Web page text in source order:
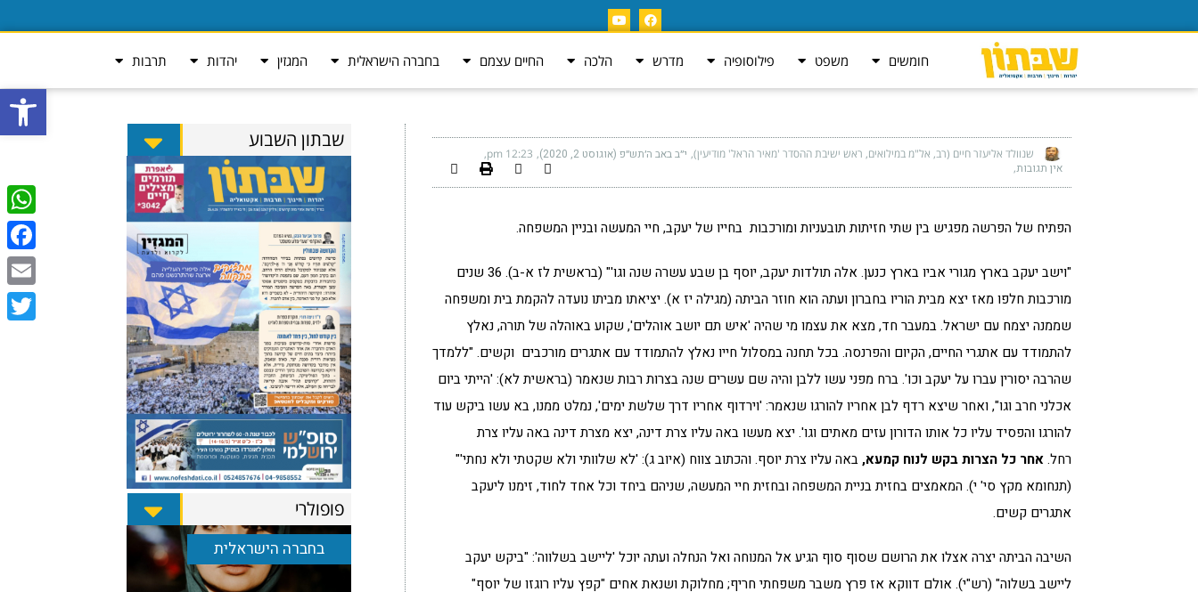
פתח
חומשים משפט פילוסופיה מדרש הלכה החיים עצמם בחברה הישראלית המגזין יהדות תרבות
שנוולד אליעזר חיים (רב, אל"מ במילואים, ראש ישיבת ההסדר 'מאיר הראל' מודיעין) י״ב באב ה׳תש״פ (אוגוסט 2, 2020) 12:23 pm
אין תגובות
הפתיח של הפרשה מפגיש בין שתי חזיתות תובעניות ומורכבות בחייו של יעקב, חיי המעשה ובניין המשפחה.
"וישב יעקב בארץ מגורי אביו בארץ כנען. אלה תולדות יעקב, יוסף בן שבע עשרה שנה וגו'" (בראשית לז א-ב). 36 שנים
מורכבות חלפו מאז יצא מבית הוריו בחברון ועתה הוא חוזר הביתה (מגילה יז א). יציאתו מביתו נועדה להקמת בית ומשפחה
שממנה יצמח עם ישראל. במעבר חד, מצא את עצמו מי שהיה 'איש תם יושב אוהלים', שקוע באוהלה של תורה, נאלץ
להתמודד עם אתגרי החיים, הקיום והפרנסה. בכל תחנה במסלול חייו נאלץ להתמודד עם אתגרים מורכבים וקשים. "ללמדך
שהרבה יסורין עברו על יעקב וכו'. ברח מפני עשו ללבן והיה שם עשרים שנה בצרות רבות שנאמר (בראשית לא): 'הייתי ביום
אכלני חרב וגו", ואחר שיצא רדף לבן אחריו להורגו שנאמר: 'וירדוף אחריו דרך שלשת ימים', נמלט ממנו, בא עשו ביקש עוד
להורגו והפסיד עליו כל אותו הדורון עזים מאתים וגו'. יצא מעשו באה עליו צרת דינה, יצא מצרת דינה באה עליו צרת
רחל.אחר כל הצרות בקש לנוח קמעא,באה עליו צרת יוסף. והכתוב צווח (איוב ג): 'לא שלוותי ולא שקטתי ולא נחתי'"
(תנחומא מקץ סי' י). המאמצים בחזית בניית המשפחה ובחזית חיי המעשה, שניהם ביחד וכל אחד לחוד, זימנו ליעקב
אתגרים קשים.
השיבה הביתה יצרה אצלו את הרושם שסוף סוף הגיע אל המנוחה ואל הנחלה ועתה יוכל 'ליישב בשלווה': "ביקש יעקב
ליישב בשלוה" (רש"י). אולם דווקא אז פרץ משבר משפחתי חריף; מחלוקת ושנאת אחים "קפץ עליו רוגזו של יוסף"
שבתון השבוע
פופולרי
בחברה הישראלית
Email